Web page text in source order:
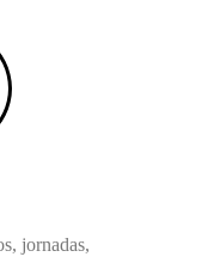
jornadas,